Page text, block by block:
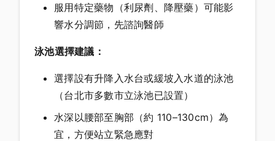
服用特定藥物（利尿劑、降壓藥）可能影
響水分調節，先諮詢醫師
泳池選擇建議：
選擇設有升降入水台或緩坡入水道的泳池
（台北市多數市立泳池已設置）
水深以腰部至胸部（約 110–130cm）為
宜，方便站立緊急應對